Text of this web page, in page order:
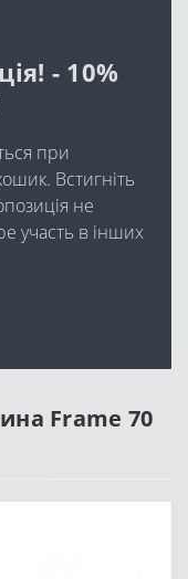
- 10%
при
Встигніть
не
участь в інших
Frame 70